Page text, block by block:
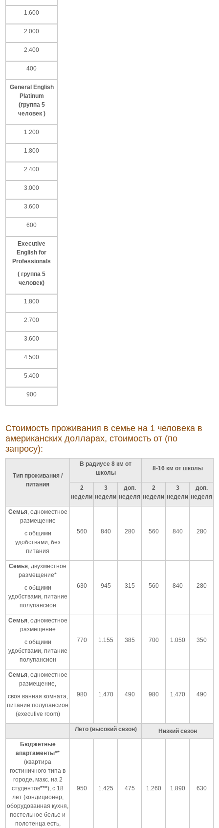
1.600
2.000
2.400
400
General English
Platinum
(группа 5
человек)
1.200
1.800
2.400
3.000
3.600
600
Executive
English for
Professionals
( группа 5
человек)
1.800
2.700
3.600
4.500
5.400
900
Стоимость проживания в семье на 1 человека в
американских долларах, стоимость от (по
запросу):
Тип проживания /
питания
В радиусе 8 км от
школы
8-16 км от школы
2
недели
3
недели
доп.
неделя
2
недели
3
недели
доп.
неделя
Семья, одноместное
размещение
с общими
удобствами, без
питания
560 840 280 560 840 280
Семья , двухместное
размещение*
с общими
удобствами, питание
полупансион
630 945 315 560 840 280
Семья, одноместное
размещение
с общими
удобствами, питание
полупансион
770 1.155 385 700 1.050 350
Семья, одноместное
размещение,
своя ванная комната,
питание полупансион
(executive room)
980 1.470 490 980 1.470 490
Лето (высокий сезон)
Низкий сезон
Бюджетные
апартаменты**
(квартира
гостиничного типа в
городе, макс. на 2
студентов***), с 18
лет (кондиционер,
оборудованная кухня,
постельное белье и
полотенца есть,
950 1.425 475 1.260 1.890 630